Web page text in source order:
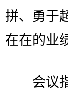
拼、勇于
在在的业
会议指